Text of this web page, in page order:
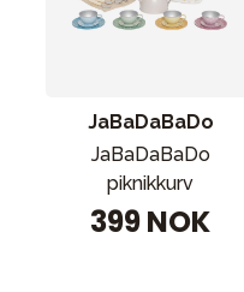
JaBaDaBaDo
JaBaDaBaDo
piknikkurv
399 NOK